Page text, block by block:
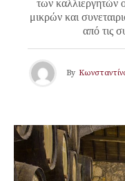
των καλλιεργητών
μικρών και
από τις
By